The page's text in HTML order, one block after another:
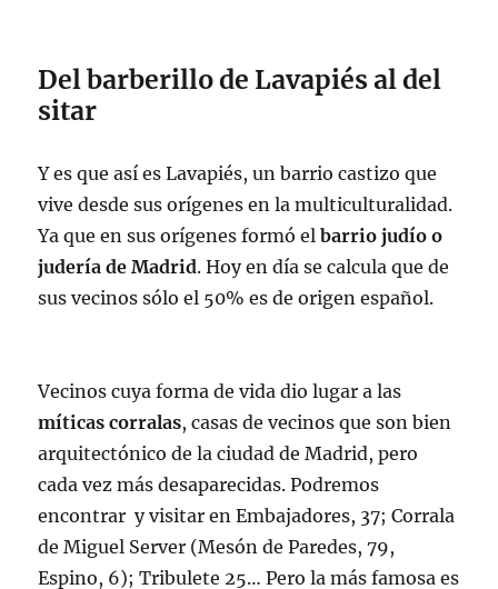
Del barberillo de Lavapiés al del
sitar
Y es que así es Lavapiés, un barrio castizo que
vive desde sus orígenes en la multiculturalidad.
Ya que en sus orígenes formó elbarrio judío o
judería de Madrid. Hoy en día se calcula que de
sus vecinos sólo el 50% es de origen español.
Vecinos cuya forma de vida dio lugar a las
míticas corralas, casas de vecinos que son bien
arquitectónico de la ciudad de Madrid, pero
cada vez más desaparecidas. Podremos
encontrar y visitar en Embajadores, 37; Corrala
de Miguel Server (Mesón de Paredes, 79,
Espino, 6); Tribulete 25… Pero la más famosa es